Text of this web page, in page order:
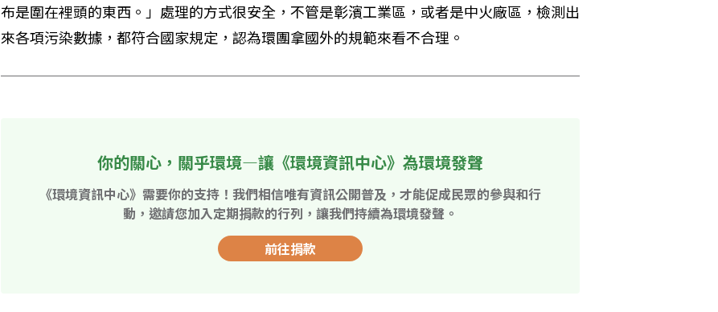
布是圍在裡頭的東西。」處理的方式很安全，不管是彰濱工業區，或者是中火廠區，檢測出
來各項污染數據，都符合國家規定，認為環團拿國外的規範來看不合理。
你的關心，關乎環境—讓《環境資訊中心》為環境發聲
《環境資訊中心》需要你的支持！我們相信唯有資訊公開普及，才能促成民眾的參與和行
動，邀請您加入定期捐款的行列，讓我們持續為環境發聲。
前往捐款